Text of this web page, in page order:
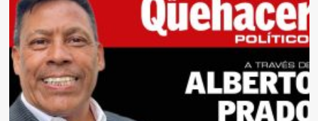
Político
través///Jose
Alberto
Prado
Angeles///La
“amenaza
comunista”
a